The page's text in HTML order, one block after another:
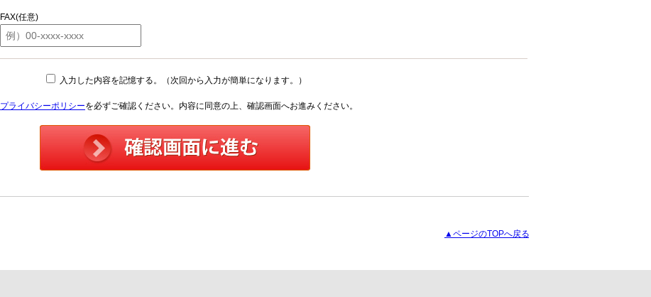
FAX(任意)
入力した内容を記憶する。（次回から入力が簡単になります。）
プライバシーポリシーを必ずご確認ください。内容に同意の上、確認画面へお進みください。
▲ページのTOPへ戻る